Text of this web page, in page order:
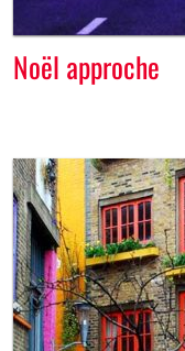
Noël approche